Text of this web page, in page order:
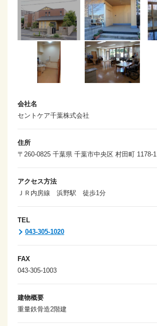
会社名
セントケア千葉株式会社
住所
〒260-0825 千葉県 千葉市中央区 村田町 1178-1
アクセス方法
ＪＲ内房線 浜野駅 徒歩1分
TEL
043-305-1020
FAX
043-305-1003
建物概要
重量鉄骨造2階建